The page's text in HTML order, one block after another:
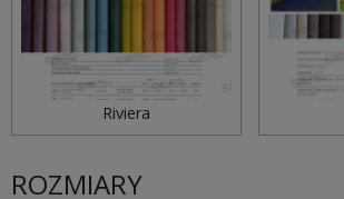
Riviera
ROZMIARY